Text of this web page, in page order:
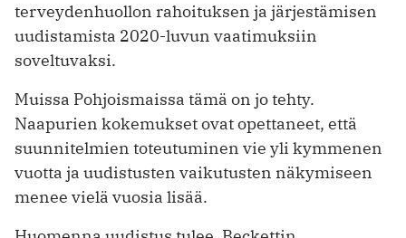
terveydenhuollon rahoituksen ja järjestämisen
uudistamista 2020-luvun vaatimuksiin
soveltuvaksi.
Muissa Pohjoismaissa tämä on jo tehty.
Naapurien kokemukset ovat opettaneet, että
suunnitelmien toteutuminen vie yli kymmenen
vuotta ja uudistusten vaikutusten näkymiseen
menee vielä vuosia lisää.